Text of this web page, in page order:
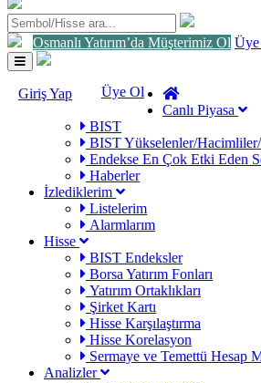
Osmanlı Yatırım’da Müşterimiz Ol
Toggle
navigation
Giriş Yap
Üye Ol
Canlı Piyasa
BIST
BIST Yükselenler/
Endekse En Çok Etki Eden
Haberler
İzlediklerim
Listelerim
Alarmlarım
Hisse
BIST Endeksler
Borsa Yatırım Fonları
Yatırım Ortaklıkları
Şirket Kartı
Hisse Karşılaştırma
Hisse Korelasyon
Sermaye ve Temettü Hesap
Analizler